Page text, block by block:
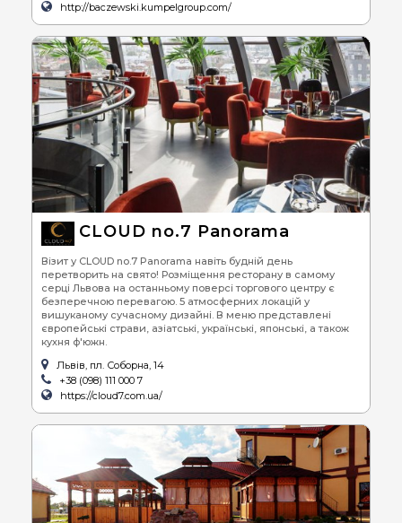
http://baczewski.kumpelgroup.com/
CLOUD no.7 Panorama
Візит у CLOUD no.7 Panorama навіть будній день
перетворить на свято! Розміщення ресторану в самому
серці Львова на останньому поверсі торгового центру є
безперечною перевагою. 5 атмосферних локацій у
вишуканому сучасному дизайні. В меню представлені
європейські страви, азіатські, українські, японські, а також
кухня ф'южн.
Львів, пл. Соборна, 14
+38 (098) 111 000 7
https://cloud7.com.ua/